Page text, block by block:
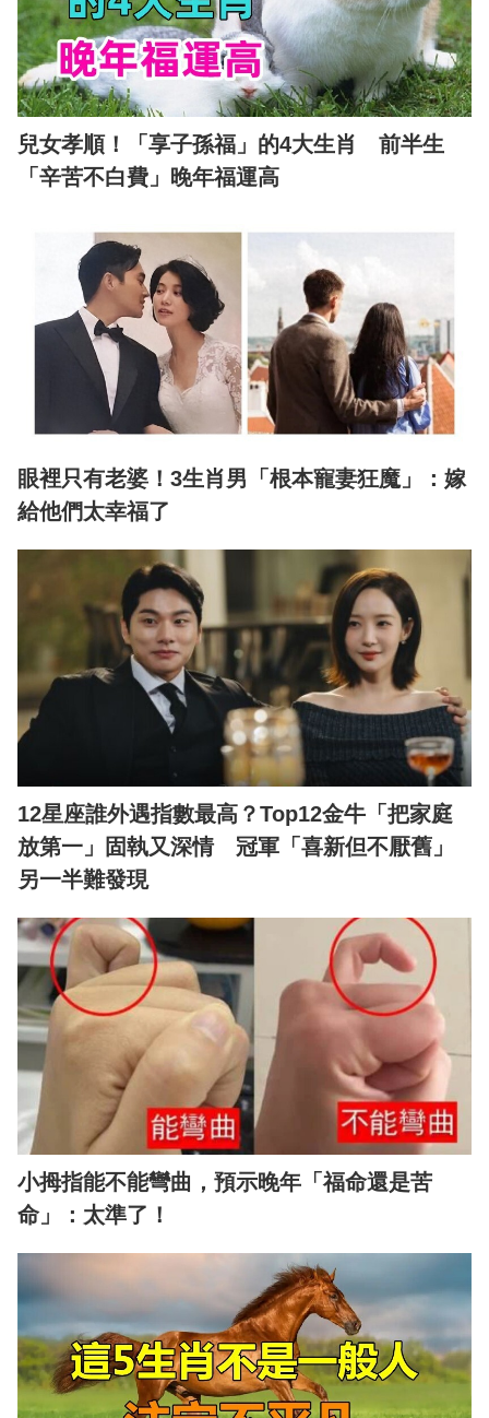
兒女孝順！「享子孫福」的4大生肖 前半生
「辛苦不白費」晚年福運高
眼裡只有老婆！3生肖男「根本寵妻狂魔」：嫁
給他們太幸福了
12星座誰外遇指數最高？Top12金牛「把家庭
放第一」固執又深情 冠軍「喜新但不厭舊」
另一半難發現
小拇指能不能彎曲，預示晚年「福命還是苦
命」：太準了！